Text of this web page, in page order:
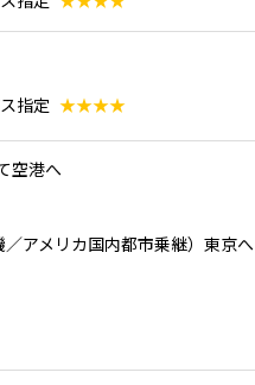
指定 ★★★★
空港へ
アメリカ国内都市乗継）東京へ